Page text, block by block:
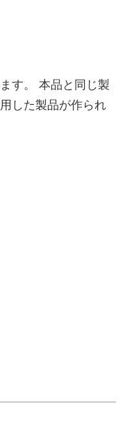
す。 本品と同じ製
した製品が作られ